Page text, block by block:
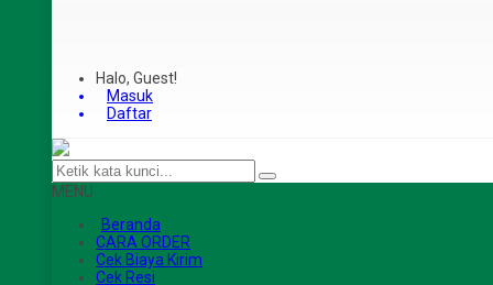
Halo, Guest!
Masuk
Daftar
MENU
Beranda
CARA ORDER
Cek Biaya Kirim
Cek Resi